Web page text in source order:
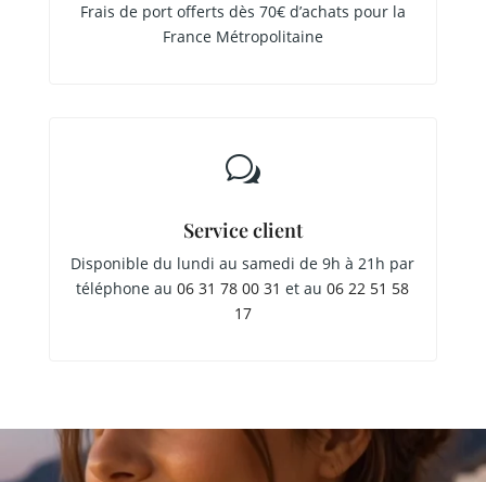
Frais de port offerts dès 70€ d’achats pour la
France Métropolitaine
w
Service client
Disponible du lundi au samedi de 9h à 21h par
téléphone au06 31 78 00 31 et au06 22 51 58
17